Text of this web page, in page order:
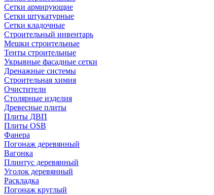
Сетки армирующие
Сетки штукатурные
Сетки кладочные
Строительный инвентарь
Мешки строительные
Тенты строительные
Укрывные фасадные сетки
Дренажные системы
Строительная химия
Очистители
Столярные изделия
Древесные плиты
Плиты ДВП
Плиты OSB
Фанера
Погонаж деревянный
Вагонка
Плинтус деревянный
Уголок деревянный
Раскладка
Погонаж круглый